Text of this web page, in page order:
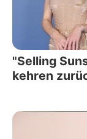
"Selling
kehren